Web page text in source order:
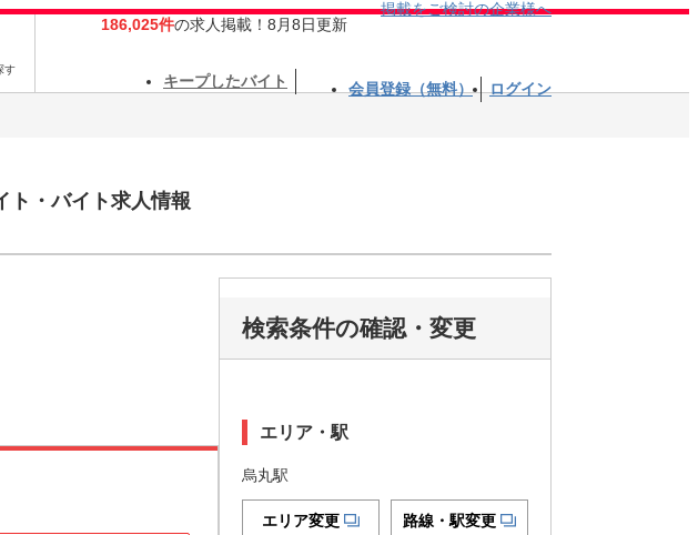
す
186,025件の求人掲載！8月8日更新
掲載をご検討の企業様へ
キープしたバイト 会員登録（無料） ログイン
ト・バイト求人情報
検索条件の確認・変更
エリア・駅
烏丸駅
エリア変更 路線・駅変更